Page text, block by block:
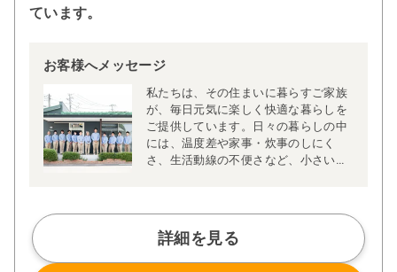
ています。
お客様へメッセージ
私たちは、その住まいに暮らすご家族
が、毎日元気に楽しく快適な暮らしを
ご提供しています。日々の暮らしの中
には、温度差や家事・炊事のしにく
さ、生活動線の不便さなど、小さいな
なストレス、困りごとを解消する」こ
とからはじまります。
詳細を見る